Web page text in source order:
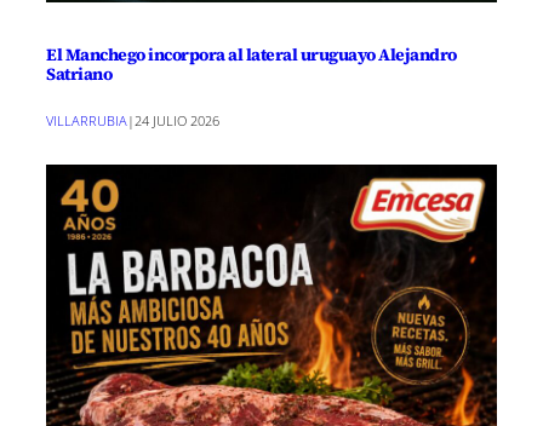
El Manchego incorpora al lateral uruguayo Alejandro
Satriano
VILLARRUBIA | 24 JULIO 2026